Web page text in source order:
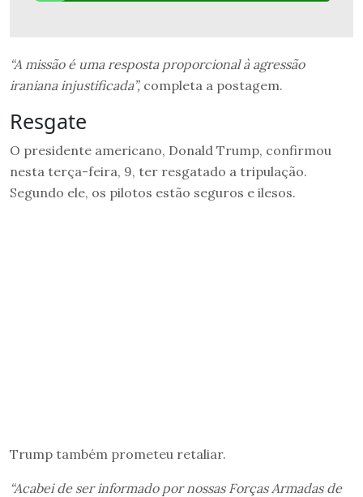
“A missão é uma resposta proporcional à agressão
iraniana injustificada”, completa a postagem.
Resgate
O presidente americano, Donald Trump, confirmou
nesta terça-feira, 9, ter resgatado a tripulação.
Segundo ele, os pilotos estão seguros e ilesos.
Trump também prometeu retaliar.
“Acabei de ser informado por nossas Forças Armadas de